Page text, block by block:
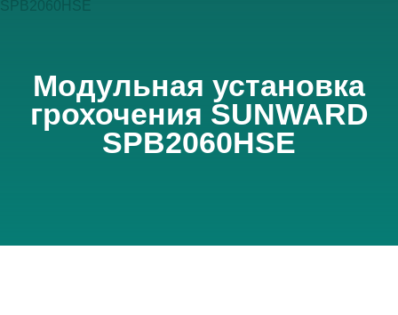
Модульная установка
грохочения SUNWARD
SPB2060HSE